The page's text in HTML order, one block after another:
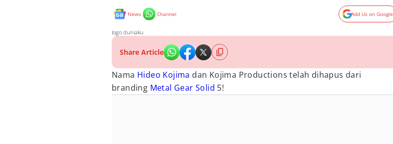
News Channel Add Us on Google
logo duniaku
Share Article
Nama Hideo Kojima dan Kojima Productions telah dihapus dari
branding Metal Gear Solid 5!